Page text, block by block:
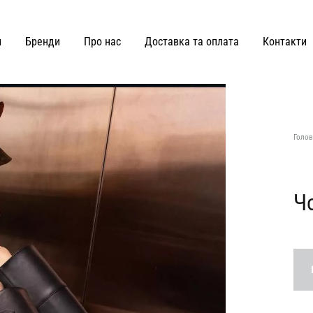
ВЗУТТЯ ТА СУМКИ
Бренди
Kianti
Lè Charmie
LMR Paris
Malva Florea
Miss Diamond
Про нас Доставка та оплата Контакти